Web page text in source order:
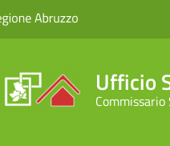
Ufficio